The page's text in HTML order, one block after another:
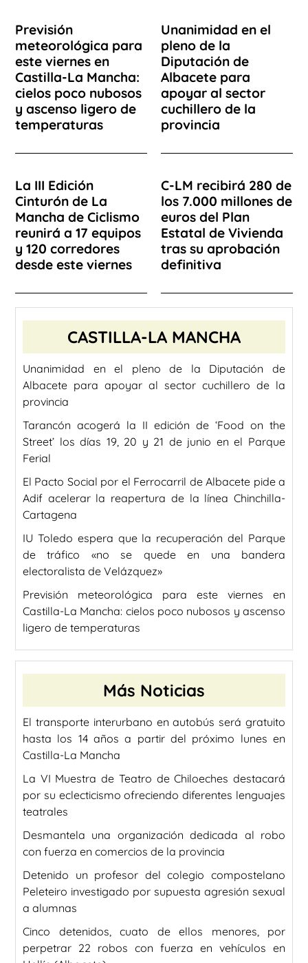
Previsión
meteorológica para
este viernes en
Castilla-La Mancha:
cielos poco nubosos
y ascenso ligero de
temperaturas
Unanimidad en el
pleno de la
Diputación de
Albacete para
apoyar al sector
cuchillero de la
provincia
La III Edición
Cinturón de La
Mancha de Ciclismo
reunirá a 17 equipos
y 120 corredores
desde este viernes
C-LM recibirá 280 de
los 7.000 millones de
euros del Plan
Estatal de Vivienda
tras su aprobación
definitiva
CASTILLA-LA MANCHA
Unanimidad en el pleno de la Diputación de
Albacete para apoyar al sector cuchillero de la
provincia
Tarancón acogerá la II edición de ‘Food on the
Street’ los días 19, 20 y 21 de junio en el Parque
Ferial
El Pacto Social por el Ferrocarril de Albacete pide a
Adif acelerar la reapertura de la línea Chinchilla-
Cartagena
IU Toledo espera que la recuperación del Parque
de tráfico «no se quede en una bandera
electoralista de Velázquez»
Previsión meteorológica para este viernes en
Castilla-La Mancha: cielos poco nubosos y ascenso
ligero de temperaturas
Más Noticias
El transporte interurbano en autobús será gratuito
hasta los 14 años a partir del próximo lunes en
Castilla-La Mancha
La VI Muestra de Teatro de Chiloeches destacará
por su eclecticismo ofreciendo diferentes lenguajes
teatrales
Desmantela una organización dedicada al robo
con fuerza en comercios de la provincia
Detenido un profesor del colegio compostelano
Peleteiro investigado por supuesta agresión sexual
a alumnas
Cinco detenidos, cuato de ellos menores, por
perpetrar 22 robos con fuerza en vehículos en